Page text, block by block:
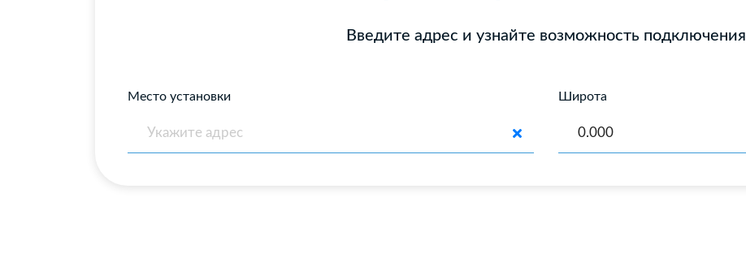
Введите адрес и узнайте возможность подключения
Место установки Широта